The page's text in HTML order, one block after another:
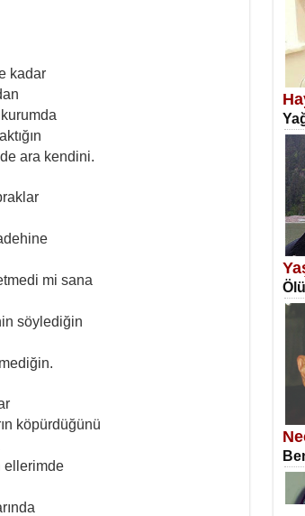
kadar
ara kendini.
mi sana
söylediğin
köpürdüğünü
ellerimde